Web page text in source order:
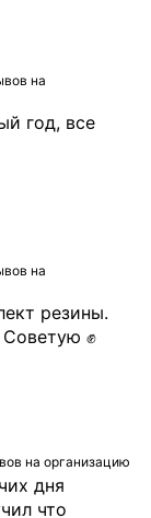
на
год, все
на
резины.
✊
на организацию
дня
что